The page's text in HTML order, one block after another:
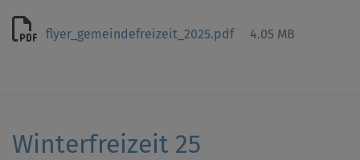
flyer_gemeindefreizeit_2025.pdf 4.05 MB
Winterfreizeit 25